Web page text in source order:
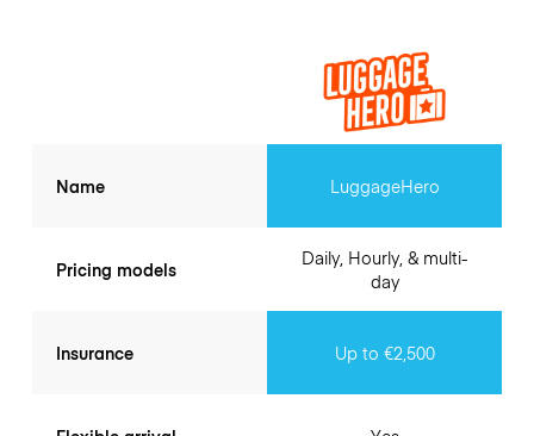
Name
Pricing models
Insurance
LuggageHero
Daily, Hourly, & multi-
day
Up to €2,500